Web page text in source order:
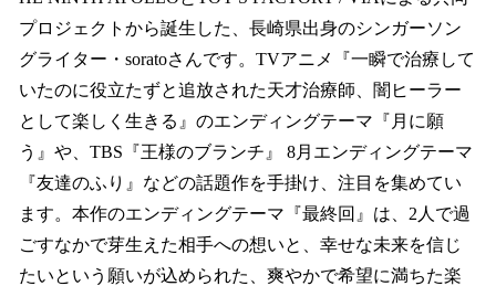
プロジェクトから誕生した、長崎県出身のシンガーソン
グライター・soratoさんです。TVアニメ『一瞬で治療して
いたのに役立たずと追放された天才治療師、闇ヒーラー
として楽しく生きる』のエンディングテーマ『月に願
う』や、TBS『王様のブランチ』 8月エンディングテーマ
『友達のふり』などの話題作を手掛け、注目を集めてい
ます。本作のエンディングテーマ『最終回』は、2人で過
ごすなかで芽生えた相手への想いと、幸せな未来を信じ
たいという願いが込められた、爽やかで希望に満ちた楽